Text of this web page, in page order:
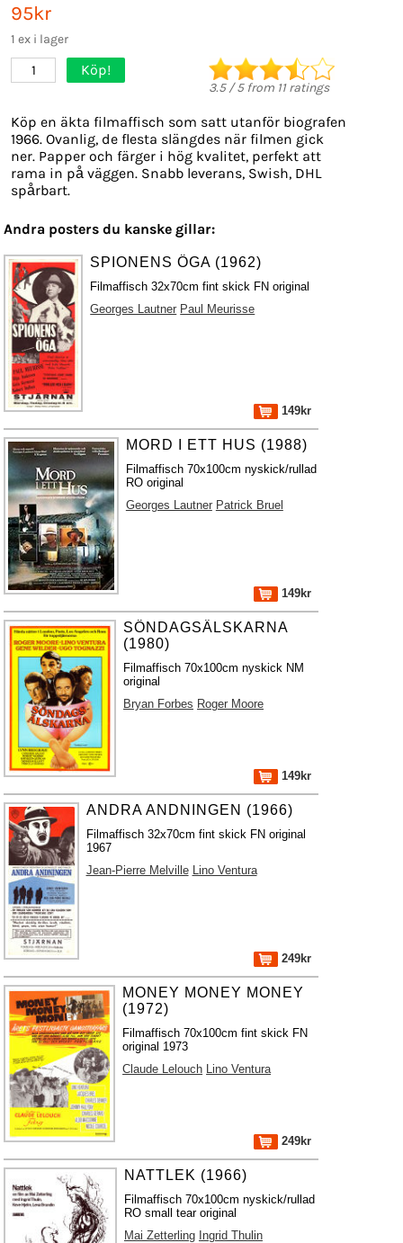
95kr
1 ex i lager
1 Köp!
3.5/5from 11ratings
Köp en äkta filmaffisch som satt utanför biografen
1966. Ovanlig, de flesta slängdes när filmen gick
ner. Papper och färger i hög kvalitet, perfekt att
rama in på väggen. Snabb leverans, Swish, DHL
spårbart.
Andra posters du kanske gillar:
SPIONENS ÖGA (1962)
Filmaffisch 32x70cm fint skick FN original
Georges Lautner Paul Meurisse
149kr
MORD I ETT HUS (1988)
Filmaffisch 70x100cm nyskick/rullad
RO original
Georges Lautner Patrick Bruel
149kr
SÖNDAGSÄLSKARNA
(1980)
Filmaffisch 70x100cm nyskick NM
original
Bryan Forbes Roger Moore
149kr
ANDRA ANDNINGEN (1966)
Filmaffisch 32x70cm fint skick FN original
1967
Jean-Pierre Melville Lino Ventura
249kr
MONEY MONEY MONEY
(1972)
Filmaffisch 70x100cm fint skick FN
original 1973
Claude Lelouch Lino Ventura
249kr
NATTLEK (1966)
Filmaffisch 70x100cm nyskick/rullad
RO small tear original
Mai Zetterling Ingrid Thulin